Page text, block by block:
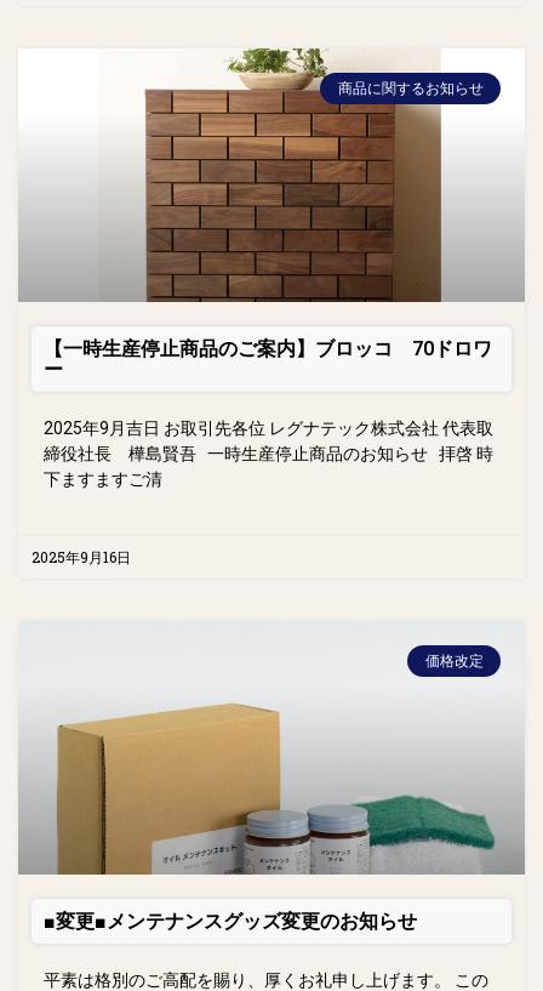
商品に関するお知らせ
【一時生産停止商品のご案内】ブロッコ 70ドロワ
ー
2025年9月吉日 お取引先各位 レグナテック株式会社 代表取
締役社長 樺島賢吾 一時生産停止商品のお知らせ 拝啓 時
下ますますご清
2025年9月16日
価格改定
■変更■メンテナンスグッズ変更のお知らせ
平素は格別のご高配を賜り、厚くお礼申し上げます。 この